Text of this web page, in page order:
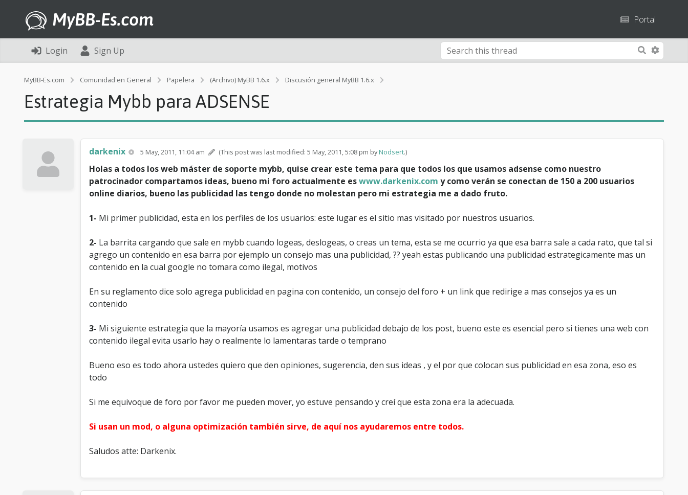
MyBB-Es.com Portal
Login
Sign Up
S
A
d
e
MyBB-Es.com Comunidad en General Papelera (Archivo) MyBB 1.6.x Discusión general MyBB 1.6.x
a
e
g
i
a
y
b
p
a
A
N
Estrategia Mybb para ADSENSE
darkenix 5 May, 2011, 11:04 am (This post was last modified: 5 May, 2011, 5:08 pm byNodsert.)
Holas a todos los web máster de soporte mybb, quise crear este tema para que todos los que usamos adsense como nuestro
patrocinador compartamos ideas, bueno mi foro actualmente eswww.darkenix.com y como verán se conectan de 150 a 200 usuarios
online diarios, bueno las publicidad las tengo donde no molestan pero mi estrategia me a dado fruto.
1- Mi primer publicidad, esta en los perfiles de los usuarios: este lugar es el sitio mas visitado por nuestros usuarios.
2- La barrita cargando que sale en mybb cuando logeas, deslogeas, o creas un tema, esta se me ocurrio ya que esa barra sale a cada rato, que tal si
agrego un contenido en esa barra por ejemplo un consejo mas una publicidad, ?? yeah estas publicando una publicidad estrategicamente mas un
contenido en la cual google no tomara como ilegal, motivos
En su reglamento dice solo agrega publicidad en pagina con contenido, un consejo del foro + un link que redirige a mas consejos ya es un
contenido
3- Mi siguiente estrategia que la mayoría usamos es agregar una publicidad debajo de los post, bueno este es esencial pero si tienes una web con
contenido ilegal evita usarlo hay o realmente lo lamentaras tarde o temprano
Bueno eso es todo ahora ustedes quiero que den opiniones, sugerencia, den sus ideas , y el por que colocan sus publicidad en esa zona, eso es
todo
Si me equivoque de foro por favor me pueden mover, yo estuve pensando y creí que esta zona era la adecuada.
Si usan un mod, o alguna optimización también sirve, de aquí nos ayudaremos entre todos.
Saludos atte: Darkenix.